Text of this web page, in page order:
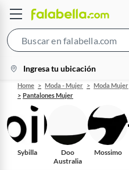
location-
icon
Ingresa tu ubicación
Home Moda - Mujer Moda Mujer
Pantalones Mujer
Sybilla
Doo
Australia
Mossimo